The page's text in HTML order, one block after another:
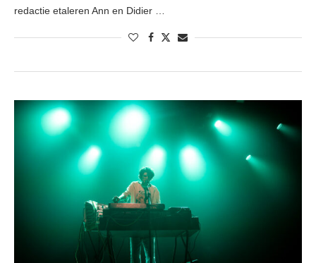
redactie etaleren Ann en Didier …